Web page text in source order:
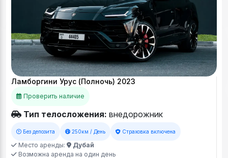
Ламборгини Урус (Полночь) 2023
Проверить наличие
Тип телосложения: внедорожник
Без депозита 250км / День Страховка включена
Место аренды:
Дубай
Возможна аренда на один день